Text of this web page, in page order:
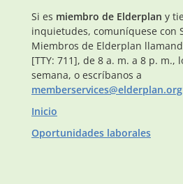
Si es miembro de Elderplan y
inquietudes, comuníquese con
Miembros de Elderplan
[TTY: 711], de 8 a. m. a 8 p. m.,
semana, o escríbanos a
memberservices@elderplan.org
Inicio
Oportunidades laborales